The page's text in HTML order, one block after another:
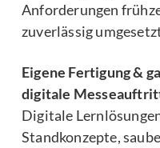
Anforderungen
zuverlässig
Eigene Fertigung &
digitale
Digitale
Standkonzepte,